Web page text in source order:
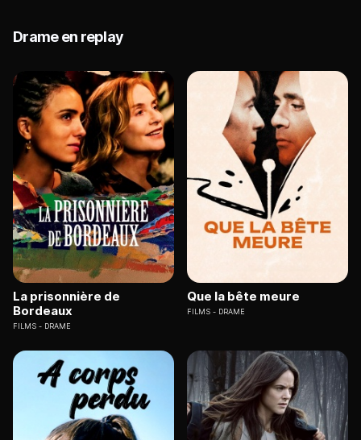
Drame en replay
La prisonnière de
Bordeaux
FILMS DRAME
Que la bête meure
FILMS DRAME